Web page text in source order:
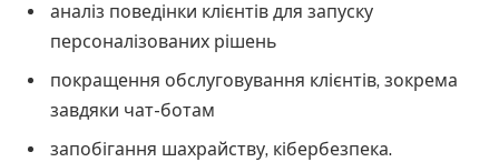
аналіз поведінки клієнтів для запуску
персоналізованих рішень
покращення обслуговування клієнтів, зокрема
завдяки чат-ботам
запобігання шахрайству, кібербезпека.